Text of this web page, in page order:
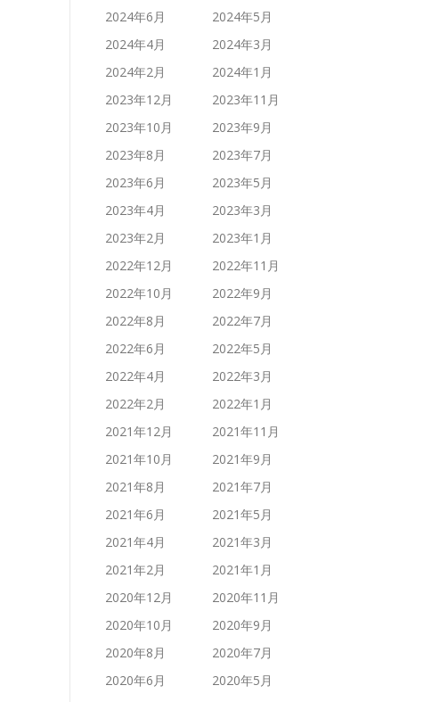
2024年6月
2024年5月
2024年4月
2024年3月
2024年2月
2024年1月
2023年12月
2023年11月
2023年10月
2023年9月
2023年8月
2023年7月
2023年6月
2023年5月
2023年4月
2023年3月
2023年2月
2023年1月
2022年12月
2022年11月
2022年10月
2022年9月
2022年8月
2022年7月
2022年6月
2022年5月
2022年4月
2022年3月
2022年2月
2022年1月
2021年12月
2021年11月
2021年10月
2021年9月
2021年8月
2021年7月
2021年6月
2021年5月
2021年4月
2021年3月
2021年2月
2021年1月
2020年12月
2020年11月
2020年10月
2020年9月
2020年8月
2020年7月
2020年6月
2020年5月